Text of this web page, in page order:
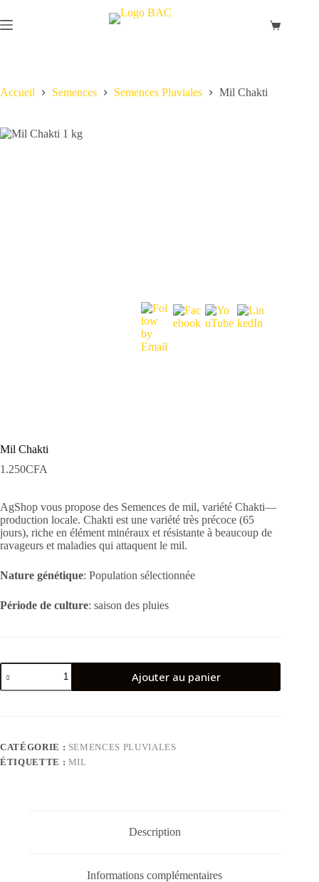
au
contenu
Panier
Accueil Semences Semences Pluviales Mil Chakti
Mil Chakti
1.250CFA
AgShop vous propose des Semences de mil, variété Chakti—
production locale. Chakti est une variété très précoce (65
jours), riche en élément minéraux et résistante à beaucoup de
ravageurs et maladies qui attaquent le mil.
Nature génétique: Population sélectionnée
Période de culture: saison des pluies
quantité
de
Mil
Ajouter au panier
CATÉGORIE : SEMENCES PLUVIALES
ÉTIQUETTE : MIL
Description
Informations complémentaires